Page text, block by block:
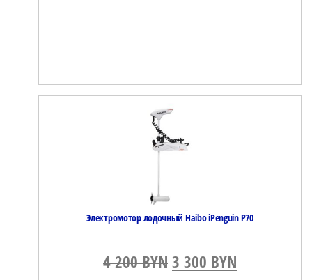
Электромотор лодочный Haibo iPenguin P70
4 200BYNПервоначальная
3 300 BYN